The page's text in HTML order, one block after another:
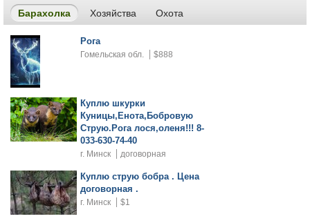
Барахолка Хозяйства Охота
Рога
Гомельская обл. $888
Куплю шкурки
Куницы,Енота,Бобровую
Струю.Рога лося,оленя!!! 8-
033-630-74-40
г. Минск договорная
Куплю струю бобра . Цена
договорная .
г. Минск $1